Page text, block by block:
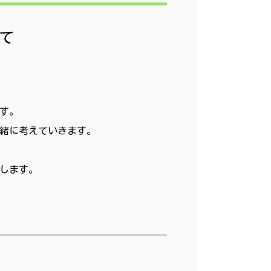
。
に考えていきます。
ます。